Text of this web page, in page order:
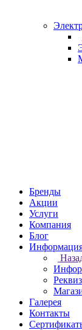
Бренды
Акции
Услуги
Компания
Блог
Галерея
Контакты